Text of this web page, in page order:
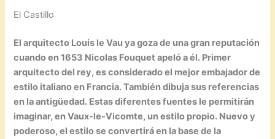
El Castillo
El arquitecto Louis le Vau ya goza de una gran reputación
cuando en 1653 Nicolas Fouquet apeló a él. Primer
arquitecto del rey, es considerado el mejor embajador de
estilo italiano en Francia. También dibuja sus referencias
en la antigüedad. Estas diferentes fuentes le permitirán
imaginar, en Vaux-le-Vicomte, un estilo propio. Nuevo y
poderoso, el estilo se convertirá en la base de la